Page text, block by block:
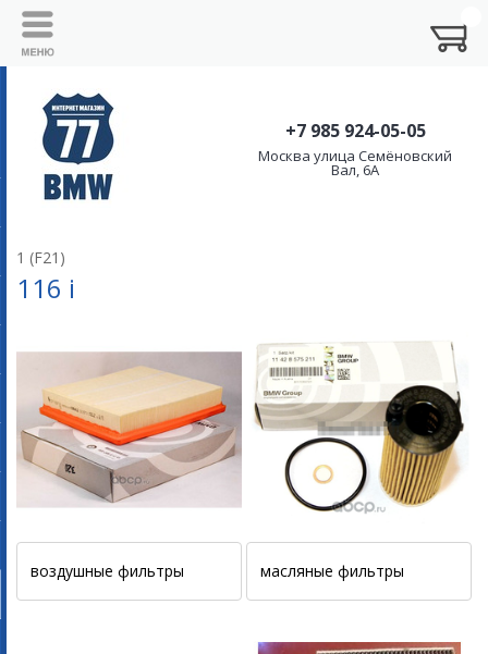
+7 985 924-05-05
Москва улица Семёновский
Вал, 6А
1 (F21)
116 i
воздушные фильтры масляные фильтры